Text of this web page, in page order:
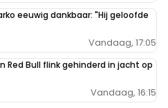
eeuwig dankbaar: "Hij geloofde
Vandaag, 17:05
Red Bull flink gehinderd in jacht op
Vandaag, 16:15